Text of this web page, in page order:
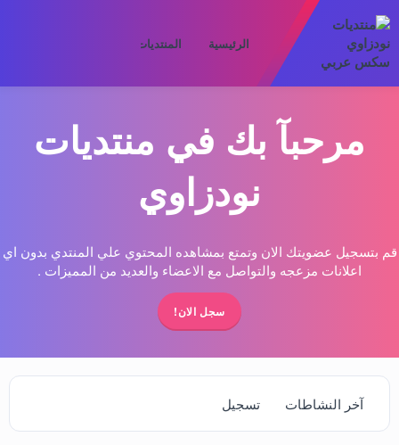
الرئيسية المنتديات
مرحبآ بك في منتديات
نودزاوي
قم بتسجيل عضويتك الان وتمتع بمشاهده المحتوي علي المنتدي بدون اي
اعلانات مزعجه والتواصل مع الاعضاء والعديد من المميزات .
سجل الان!
آخر النشاطات تسجيل